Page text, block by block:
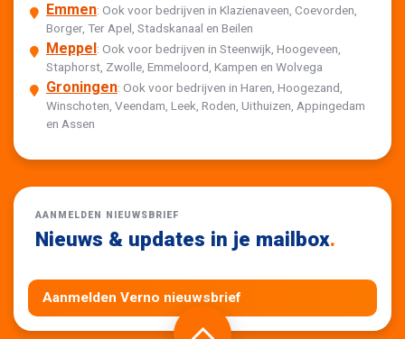
Emmen: Ook voor bedrijven in Klazienaveen, Coevorden,
Borger, Ter Apel, Stadskanaal en Beilen
Meppel: Ook voor bedrijven in Steenwijk, Hoogeveen,
Staphorst, Zwolle, Emmeloord, Kampen en Wolvega
Groningen: Ook voor bedrijven in Haren, Hoogezand,
Winschoten, Veendam, Leek, Roden, Uithuizen, Appingedam
en Assen
AANMELDEN NIEUWSBRIEF
Nieuws & updates in je mailbox.
Aanmelden Verno nieuwsbrief